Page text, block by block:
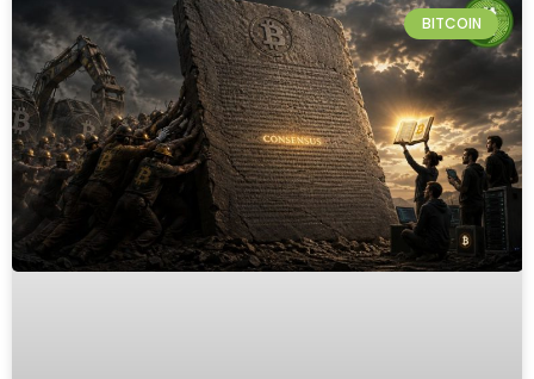
BITCOIN